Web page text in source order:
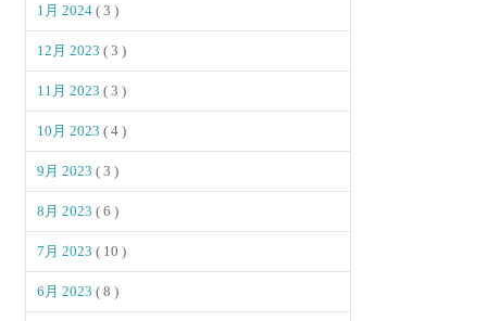
1月 2024( 3 )
12月 2023( 3 )
11月 2023( 3 )
10月 2023( 4 )
9月 2023( 3 )
8月 2023( 6 )
7月 2023( 10 )
6月 2023( 8 )